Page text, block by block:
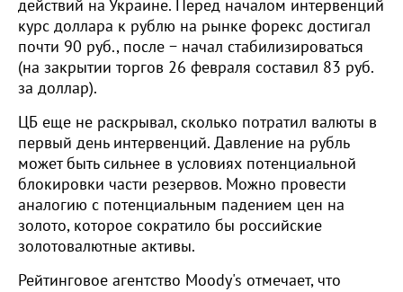
действий на Украине. Перед началом интервенций
курс доллара к рублю на рынке форекс достигал
почти 90 руб., после − начал стабилизироваться
(на закрытии торгов 26 февраля составил 83 руб.
за доллар).
ЦБ еще не раскрывал, сколько потратил валюты в
первый день интервенций. Давление на рубль
может быть сильнее в условиях потенциальной
блокировки части резервов. Можно провести
аналогию с потенциальным падением цен на
золото, которое сократило бы российские
золотовалютные активы.
Рейтинговое агентство Moody's отмечает, что